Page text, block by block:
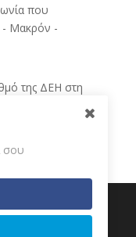
που
- Μακρόν -
της ΔΕΗ στη
Άρτα - Στο
περιοχές
- neolaia.gr
Kathimerini
μία
μας.
cookies που
σου